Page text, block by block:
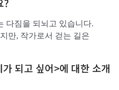
?
다짐을 되뇌고 있습니다.
만, 작가로서 걷는 길은
되고 싶어>에 대한 소개